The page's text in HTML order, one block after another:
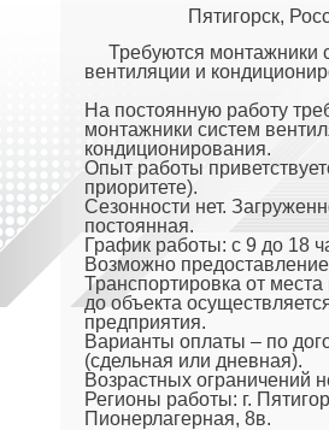
Пятигорск,
Требуются монтажники
вентиляции и
На постоянную работу
монтажники систем
кондиционирования.
Опыт работы
приоритете).
Сезонности нет.
постоянная.
График работы: с 9 до 18
Возможно
Транспортировка от
до объекта
предприятия.
Варианты оплаты – по
(сдельная или дневная).
Возрастных ограничений
Регионы работы: г.
Пионерлагерная, 8в.